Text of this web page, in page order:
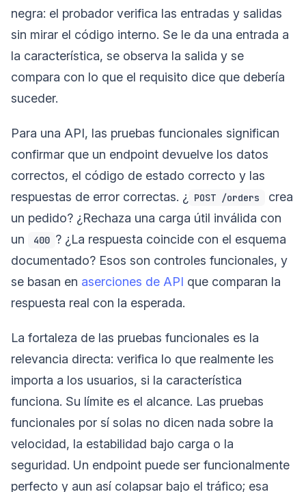
negra: el probador verifica las entradas y salidas
sin mirar el código interno. Se le da una entrada a
la característica, se observa la salida y se
compara con lo que el requisito dice que debería
suceder.
Para una API, las pruebas funcionales significan
confirmar que un endpoint devuelve los datos
correctos, el código de estado correcto y las
respuestas de error correctas. ¿
POST /orders
crea
un pedido? ¿Rechaza una carga útil inválida con
un
400 ? ¿La respuesta coincide con el esquema
documentado? Esos son controles funcionales, y
se basan en aserciones de API que comparan la
respuesta real con la esperada.
La fortaleza de las pruebas funcionales es la
relevancia directa: verifica lo que realmente les
importa a los usuarios, si la característica
funciona. Su límite es el alcance. Las pruebas
funcionales por sí solas no dicen nada sobre la
velocidad, la estabilidad bajo carga o la
seguridad. Un endpoint puede ser funcionalmente
perfecto y aun así colapsar bajo el tráfico; esa